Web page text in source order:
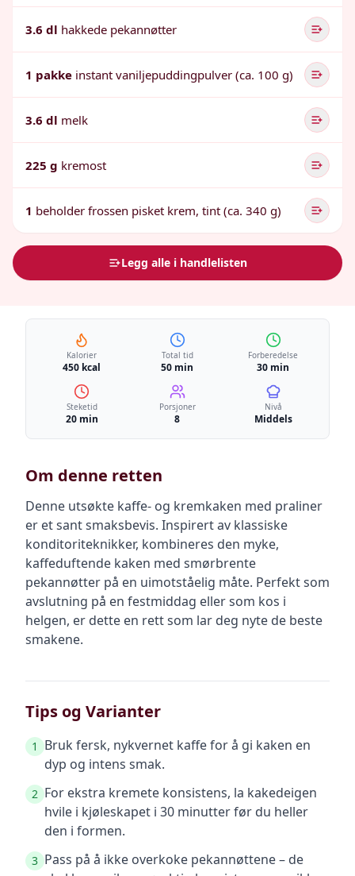
3.6 dl hakkede pekannøtter
1 pakke instant vaniljepuddingpulver (ca. 100 g)
3.6 dl melk
225 g kremost
1 beholder frossen pisket krem, tint (ca. 340 g)
Legg alle i handlelisten
Kalorier
450 kcal
Total tid
50 min
Forberedelse
30 min
Steketid
20 min
Porsjoner
8
Nivå
Middels
Om denne retten
Denne utsøkte kaffe- og kremkaken med praliner
er et sant smaksbevis. Inspirert av klassiske
konditoriteknikker, kombineres den myke,
kaffeduftende kaken med smørbrente
pekannøtter på en uimotståelig måte. Perfekt som
avslutning på en festmiddag eller som kos i
helgen, er dette en rett som lar deg nyte de beste
smakene.
Tips og Varianter
1
Bruk fersk, nykvernet kaffe for å gi kaken en
dyp og intens smak.
2 For ekstra kremete konsistens, la kakedeigen
hvile i kjøleskapet i 30 minutter før du heller
den i formen.
3 Pass på å ikke overkoke pekannøttene – de